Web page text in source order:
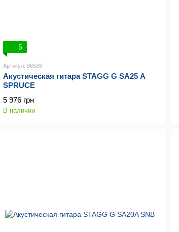
5
Артикул: 86588
Акустическая гитара STAGG G SA25 A
SPRUCE
5 976 грн
В наличии